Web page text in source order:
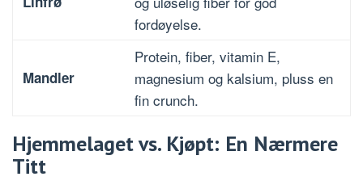
fordøyelse.
Mandler
Protein, fiber, vitamin E,
magnesium og kalsium, pluss en
fin crunch.
Hjemmelaget vs. Kjøpt: En Nærmere
Titt